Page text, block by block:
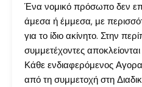
Ένα νομικό πρόσωπο δεν
άμεσα ή έμμεσα, με
για το ίδιο ακίνητο. Στην
συμμετέχοντες
Κάθε ενδιαφερόμενος
από τη συμμετοχή στη